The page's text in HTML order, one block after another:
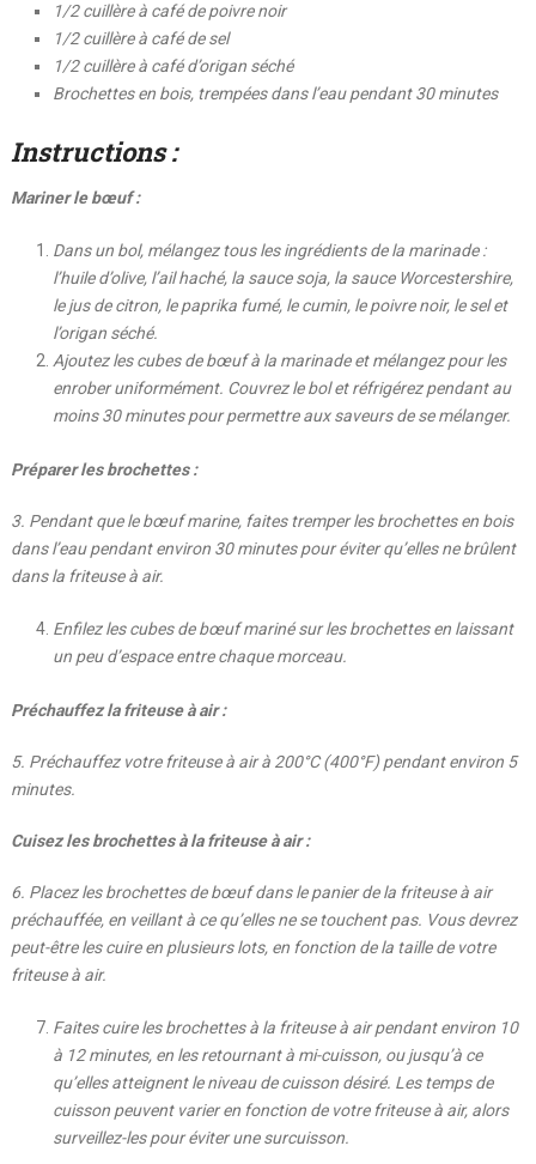
1/2 cuillère à café de poivre noir
1/2 cuillère à café de sel
1/2 cuillère à café d’origan séché
Brochettes en bois, trempées dans l’eau pendant 30 minutes
Instructions :
Mariner le bœuf :
Dans un bol, mélangez tous les ingrédients de la marinade :
l’huile d’olive, l’ail haché, la sauce soja, la sauce Worcestershire,
le jus de citron, le paprika fumé, le cumin, le poivre noir, le sel et
l’origan séché.
Ajoutez les cubes de bœuf à la marinade et mélangez pour les
enrober uniformément. Couvrez le bol et réfrigérez pendant au
moins 30 minutes pour permettre aux saveurs de se mélanger.
Préparer les brochettes :
3. Pendant que le bœuf marine, faites tremper les brochettes en bois
dans l’eau pendant environ 30 minutes pour éviter qu’elles ne brûlent
dans la friteuse à air.
Enfilez les cubes de bœuf mariné sur les brochettes en laissant
un peu d’espace entre chaque morceau.
Préchauffez la friteuse à air :
5. Préchauffez votre friteuse à air à 200°C (400°F) pendant environ 5
minutes.
Cuisez les brochettes à la friteuse à air :
6. Placez les brochettes de bœuf dans le panier de la friteuse à air
préchauffée, en veillant à ce qu’elles ne se touchent pas. Vous devrez
peut-être les cuire en plusieurs lots, en fonction de la taille de votre
friteuse à air.
Faites cuire les brochettes à la friteuse à air pendant environ 10
à 12 minutes, en les retournant à mi-cuisson, ou jusqu’à ce
qu’elles atteignent le niveau de cuisson désiré. Les temps de
cuisson peuvent varier en fonction de votre friteuse à air, alors
surveillez-les pour éviter une surcuisson.